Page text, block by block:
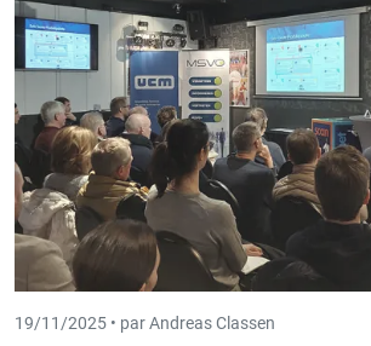
19/11/2025 • par Andreas Classen